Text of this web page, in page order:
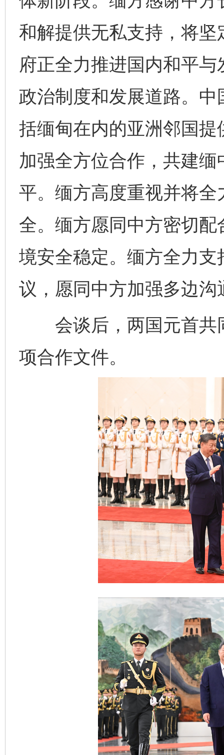
和解提供无私支持，将
府正全力推进国内和平
政治制度和发展道路。中
括缅甸在内的亚洲邻国
加强全方位合作，共建
平。缅方高度重视并将
全。缅方愿同中方密切
境安全稳定。缅方全力
议，愿同中方加强多边沟
会谈后，两国元首共
项合作文件。